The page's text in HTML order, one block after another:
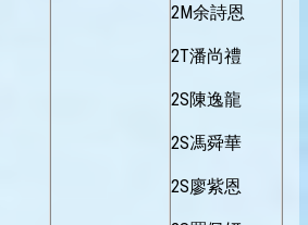
2M余詩恩
2T潘尚禮
2S陳逸龍
2S馮舜華
2S廖紫恩